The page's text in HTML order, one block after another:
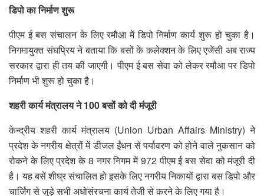
डिपो का निर्माण शुरू
पीएम ई बस संचालन के लिए रमौआ में डिपो निर्माण कार्य शुरू हो चुका है।
निगमायुक्त संघप्रिय ने बताया कि बसों के कलेक्शन के लिए एजेंसी अब राज्य
सरकार द्वारा ही तय की जाएगी। पीएम ई बस सेवा को लेकर रमौआ पर डिपो
निर्माण भी शुरू हो चुका है।
शहरी कार्य मंत्रालय ने 100 बसों को दी मंजूरी
केन्द्रीय शहरी कार्य मंत्रालय (Union Urban Affairs Ministry) ने
प्रदेश के नगरीय क्षेत्रों में डीजल ईंधन से पर्यावरण को होने वाले नुकसान को
रोकने के लिए प्रदेश के 8 नगर निगम में 972 पीएम ई बस सेवा को मंजूरी दी
है। यह बसें शीघ्र संचालित हो इसके लिए नगरीय निकायों द्वारा बस डिपो और
चार्जिंग से जुड़े सभी अधोसंरचना कार्य तेजी से करने के लिए गया है।